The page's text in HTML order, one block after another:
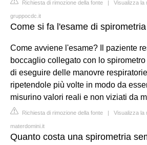
Richiesta di rimozione della fonte | Visualizza la
gruppocdc.it
Come si fa l'esame di
Come avviene l'esame? Il paziente
boccaglio collegato con lo
di eseguire delle manovre
ripetendole più volte in modo da
misurino valori reali e non viziati da
Richiesta di rimozione della fonte | Visualizza la
materdomini.it
Quanto costa una spirometria